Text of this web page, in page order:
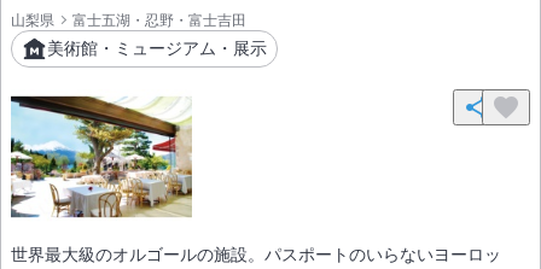
山梨県 富士五湖・忍野・富士吉田
美術館・ミュージアム・展示
世界最大級のオルゴールの施設。パスポートのいらないヨーロッ